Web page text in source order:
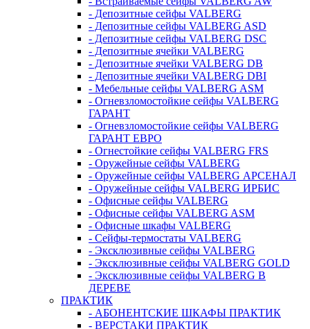
- Депозитные сейфы VALBERG
- Депозитные сейфы VALBERG ASD
- Депозитные сейфы VALBERG DSC
- Депозитные ячейки VALBERG
- Депозитные ячейки VALBERG DB
- Депозитные ячейки VALBERG DBI
- Мебельные сейфы VALBERG ASM
- Огневзломостойкие сейфы VALBERG
ГАРАНТ
- Огневзломостойкие сейфы VALBERG
ГАРАНТ ЕВРО
- Огнестойкие сейфы VALBERG FRS
- Оружейные сейфы VALBERG
- Оружейные сейфы VALBERG АРСЕНАЛ
- Оружейные сейфы VALBERG ИРБИС
- Офисные сейфы VALBERG
- Офисные сейфы VALBERG ASM
- Офисные шкафы VALBERG
- Сейфы-термостаты VALBERG
- Эксклюзивные сейфы VALBERG
- Эксклюзивные сейфы VALBERG GOLD
- Эксклюзивные сейфы VALBERG В
ДЕРЕВЕ
ПРАКТИК
- АБОНЕНТСКИЕ ШКАФЫ ПРАКТИК
- ВЕРСТАКИ ПРАКТИК